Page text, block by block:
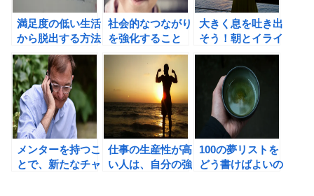
満足度の低い生活
から脱出する方法
をジョシュア・ベ
ッカーに学ぶ。
社会的なつながり
を強化すること
で、私たちはより
幸せになれる！
大きく息を吐き出
そう！朝とイライ
ラした時こそ深呼
メンターを持つこ
とで、新たなチャ
仕事の生産性が高
い人は、自分の強
100の夢リストを
どう書けばよいの